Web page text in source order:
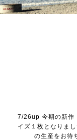
7/26up 今期の新作
イズ１枚となりま
の生産をお待